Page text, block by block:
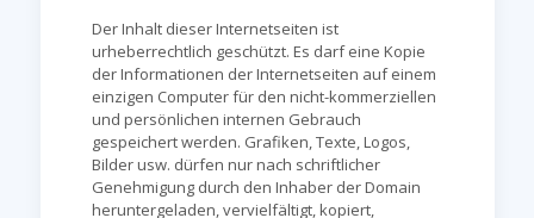
Der Inhalt dieser Internetseiten ist
urheberrechtlich geschützt. Es darf eine Kopie
der Informationen der Internetseiten auf einem
einzigen Computer für den nicht-kommerziellen
und persönlichen internen Gebrauch
gespeichert werden. Grafiken, Texte, Logos,
Bilder usw. dürfen nur nach schriftlicher
Genehmigung durch den Inhaber der Domain
heruntergeladen, vervielfältigt, kopiert,